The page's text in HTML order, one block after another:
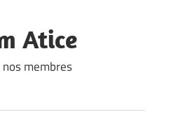
Atice
membres